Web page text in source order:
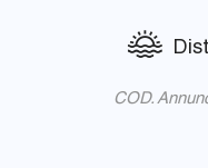
COD.